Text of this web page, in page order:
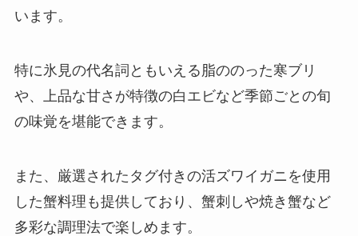
います。
​特に氷見の代名詞ともいえる脂ののった寒ブリ
や、上品な甘さが特徴の白エビなど季節ごとの旬
の味覚を堪能できます。
​また、厳選されたタグ付きの活ズワイガニを使用
した蟹料理も提供しており、蟹刺しや焼き蟹など
多彩な調理法で楽しめます。